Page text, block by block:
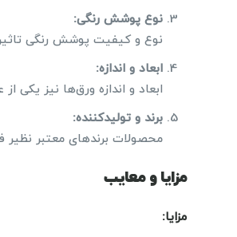
نوع پوشش رنگی:
نوع و کیفیت پوشش رنگی
ابعاد و اندازه:
ابعاد و اندازه ورق‌ها نیز
برند و تولیدکننده:
محصولات برندهای معتبر نظیر
مزایا و معایب
مزایا: